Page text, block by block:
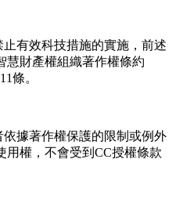
有效科技措施的實施，前述
慧財產權組織著作權條約
條。
據著作權保護的限制或例外
用權，不會受到CC授權條款